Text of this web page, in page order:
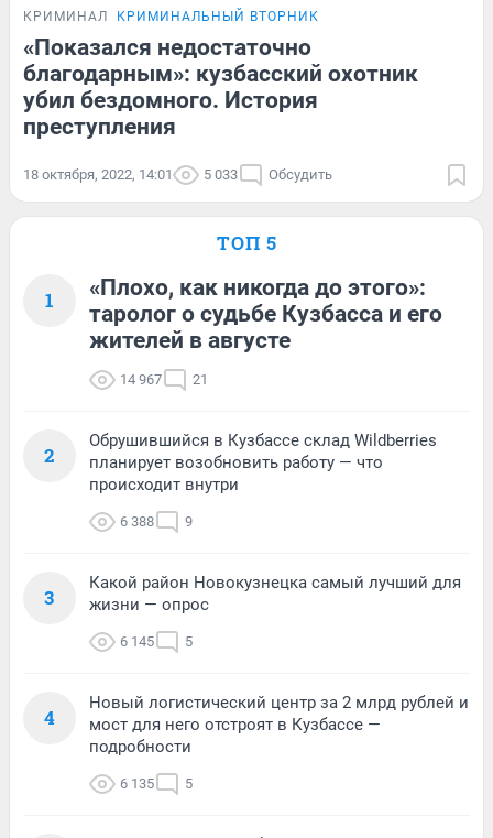
КРИМИНАЛ КРИМИНАЛЬНЫЙ ВТОРНИК
«Показался недостаточно
благодарным»: кузбасский охотник
убил бездомного. История
преступления
18 октября, 2022, 14:01 5 033 Обсудить
ТОП 5
1
«Плохо, как никогда до этого»:
таролог о судьбе Кузбасса и его
жителей в августе
14 967 21
2
Обрушившийся в Кузбассе склад Wildberries
планирует возобновить работу — что
происходит внутри
6 388 9
3
Какой район Новокузнецка самый лучший для
жизни — опрос
6 145 5
4
Новый логистический центр за 2 млрд рублей и
мост для него отстроят в Кузбассе —
подробности
6 135 5